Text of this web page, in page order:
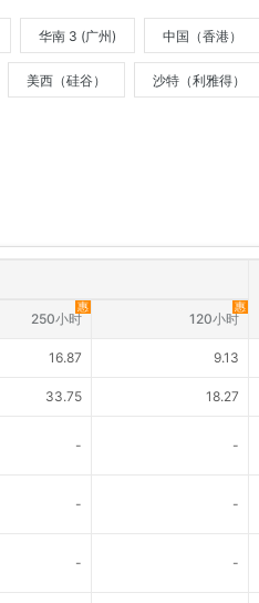
华南 3 (广州) 中国（香港）
美西（硅谷） 沙特（利雅得）
250小时
惠
120小时
惠
16.87 9.13
33.75 18.27
- -
- -
- -